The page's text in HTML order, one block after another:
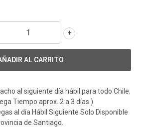
+
al siguiente día hábil para todo Chile.
Tiempo aprox. 2 a 3 días.)
al día Hábil Siguiente Solo Disponible
de Santiago.